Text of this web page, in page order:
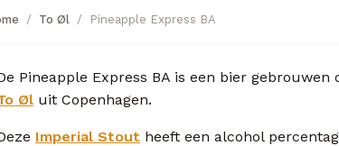
To Øl Pineapple Express BA
Pineapple Express BA is een bier gebrouwen
Øl uit Copenhagen.
Imperial Stout heeft een alcohol